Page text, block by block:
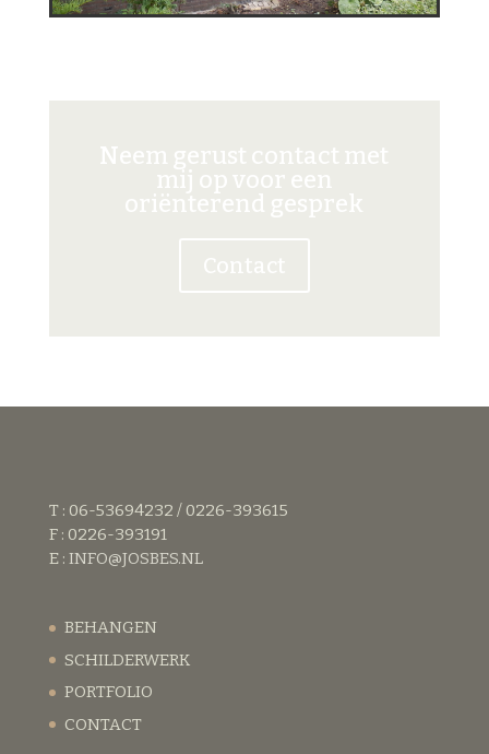
Neem gerust contact met
mij op voor een
oriënterend gesprek
Contact
T : 06-53694232 / 0226-393615
F : 0226-393191
E : INFO@JOSBES.NL
BEHANGEN
SCHILDERWERK
PORTFOLIO
CONTACT